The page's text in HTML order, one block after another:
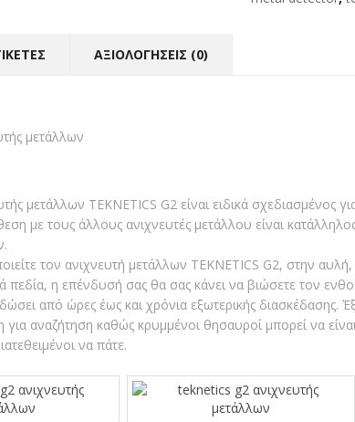
ΑΞΙΟΛΟΓΉΣΕΙΣ (0)
μετάλλων TEKNETICS G2 είναι ειδικά σχεδιασμένος
με τους άλλους ανιχνευτές μετάλλου είναι
τον ανιχνευτή μετάλλων TEKNETICS G2, στην
πεδία, η επένδυσή σας θα σας κάνει να βιώσετε τον
από ώρες έως και χρόνια εξωτερικής διασκέδασης.
για αναζήτηση καθώς κρυμμένοι θησαυροί μπορεί να
να πάτε.